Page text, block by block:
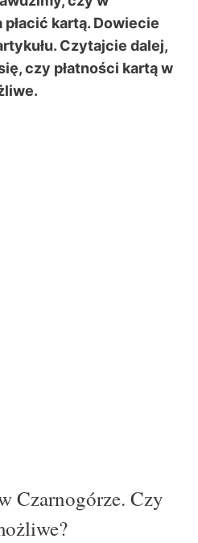
kartą. Dowiecie
Czytajcie dalej,
czy płatności kartą w
Czarnogórze. Czy